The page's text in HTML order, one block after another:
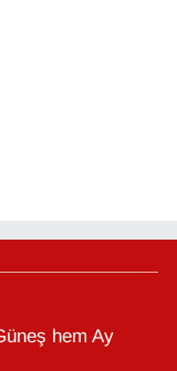
hem Ay